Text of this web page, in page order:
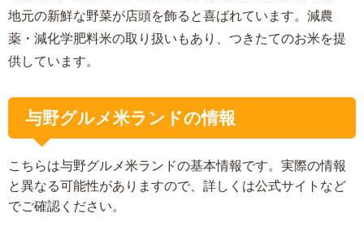
地元の新鮮な野菜が店頭を飾ると喜ばれています。減農
薬・減化学肥料米の取り扱いもあり、つきたてのお米を提
供しています。
与野グルメ米ランドの情報
こちらは与野グルメ米ランドの基本情報です。実際の情報
と異なる可能性がありますので、詳しくは公式サイトなど
でご確認ください。